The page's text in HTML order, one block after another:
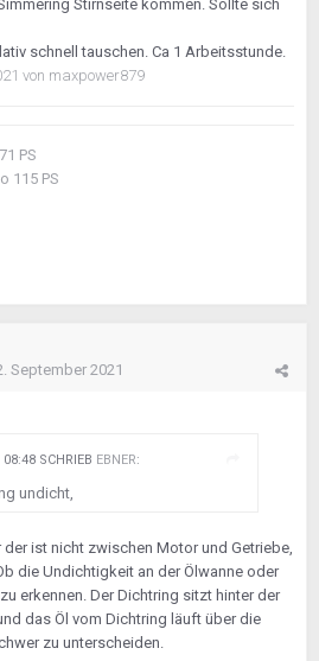
Stirnseite kommen. Sollte sich
schnell tauschen. Ca 1 Arbeitsstunde.
von maxpower879
PS
115 PS
September 2021
SCHRIEB EBNER:
undicht,
ist nicht zwischen Motor und Getriebe,
die Undichtigkeit an der Ölwanne oder
erkennen. Der Dichtring sitzt hinter der
das Öl vom Dichtring läuft über die
zu unterscheiden.